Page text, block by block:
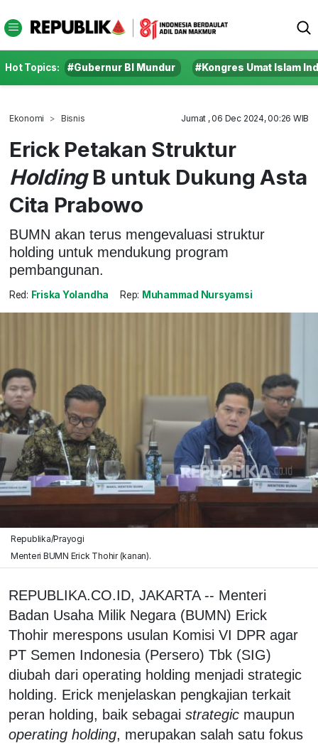
Hot Topics: #Gubernur BI Mundur #Kongres Umat Islam
Ekonomi Bisnis Jumat , 06 Dec 2024, 00:26 WIB
Erick Petakan Struktur
HoldingB untuk Dukung Asta
Cita Prabowo
BUMN akan terus mengevaluasi struktur
holding untuk mendukung program
pembangunan.
Red: Friska Yolandha Rep: Muhammad Nursyamsi
Republika/Prayogi
Menteri BUMN Erick Thohir (kanan).
REPUBLIKA.CO.ID, JAKARTA -- Menteri
Badan Usaha Milik Negara (BUMN) Erick
Thohir merespons usulan Komisi VI DPR agar
PT Semen Indonesia (Persero) Tbk (SIG)
diubah dari operating holding menjadi strategic
holding. Erick menjelaskan pengkajian terkait
peran holding, baik sebagai strategic maupun
operating holding, merupakan salah satu fokus